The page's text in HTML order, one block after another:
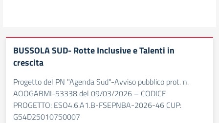
BUSSOLA SUD- Rotte Inclusive e Talenti in
crescita
Progetto del PN "Agenda Sud"-Avviso pubblico prot. n.
AOOGABMI-53338 del 09/03/2026 – CODICE
PROGETTO: ESO4.6.A1.B-FSEPNBA-2026-46 CUP:
G54D25010750007